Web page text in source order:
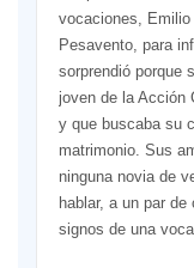
vocaciones,
Pesavento, para
sorprendió porque
joven de la Acción
y que buscaba su
matrimonio. Sus
ninguna novia de
hablar, a un par
signos de una